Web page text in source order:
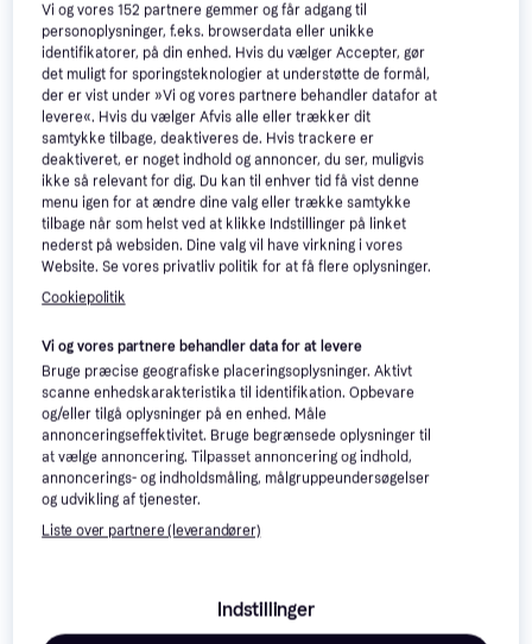
2 butikker 2 butikker
Bauer Flylite Retailer Junior
P28 1/4
Ishockeystav
1.628 kr.
2 butikker
Bauer Supreme Fuse Junior
Komposit Hockeystav P92
Ishockeystav
1.628 kr.
2 butikker
Annonce
Vi og vores152 partnere gemmer og får adgang til
personoplysninger, f.eks. browserdata eller unikke
identifikatorer, på din enhed. Hvis du vælger Accepter, gør
det muligt for sporingsteknologier at understøtte de formål,
der er vist under »Vi og vores partnere behandler datafor at
levere«. Hvis du vælger Afvis alle eller trækker dit
samtykke tilbage, deaktiveres de. Hvis trackere er
deaktiveret, er noget indhold og annoncer, du ser, muligvis
ikke så relevant for dig. Du kan til enhver tid få vist denne
menu igen for at ændre dine valg eller trække samtykke
tilbage når som helst ved at klikke Indstillinger på linket
nederst på websiden. Dine valg vil have virkning i vores
Website. Se vores privatliv politik for at få flere oplysninger.
Cookiepolitik
Vi og vores partnere behandler data for at levere
Bruge præcise geografiske placeringsoplysninger. Aktivt
scanne enhedskarakteristika til identifikation. Opbevare
og/eller tilgå oplysninger på en enhed. Måle
annonceringseffektivitet. Bruge begrænsede oplysninger til
at vælge annoncering. Tilpasset annoncering og indhold,
annoncerings- og indholdsmåling, målgruppeundersøgelser
og udvikling af tjenester.
Liste over partnere (leverandører)
Indstillinger